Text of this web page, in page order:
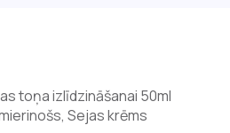
toņa izlīdzināšanai 50ml
,Sejas krēms